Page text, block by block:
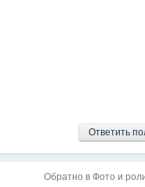
Ответить
Обратно в Фото и